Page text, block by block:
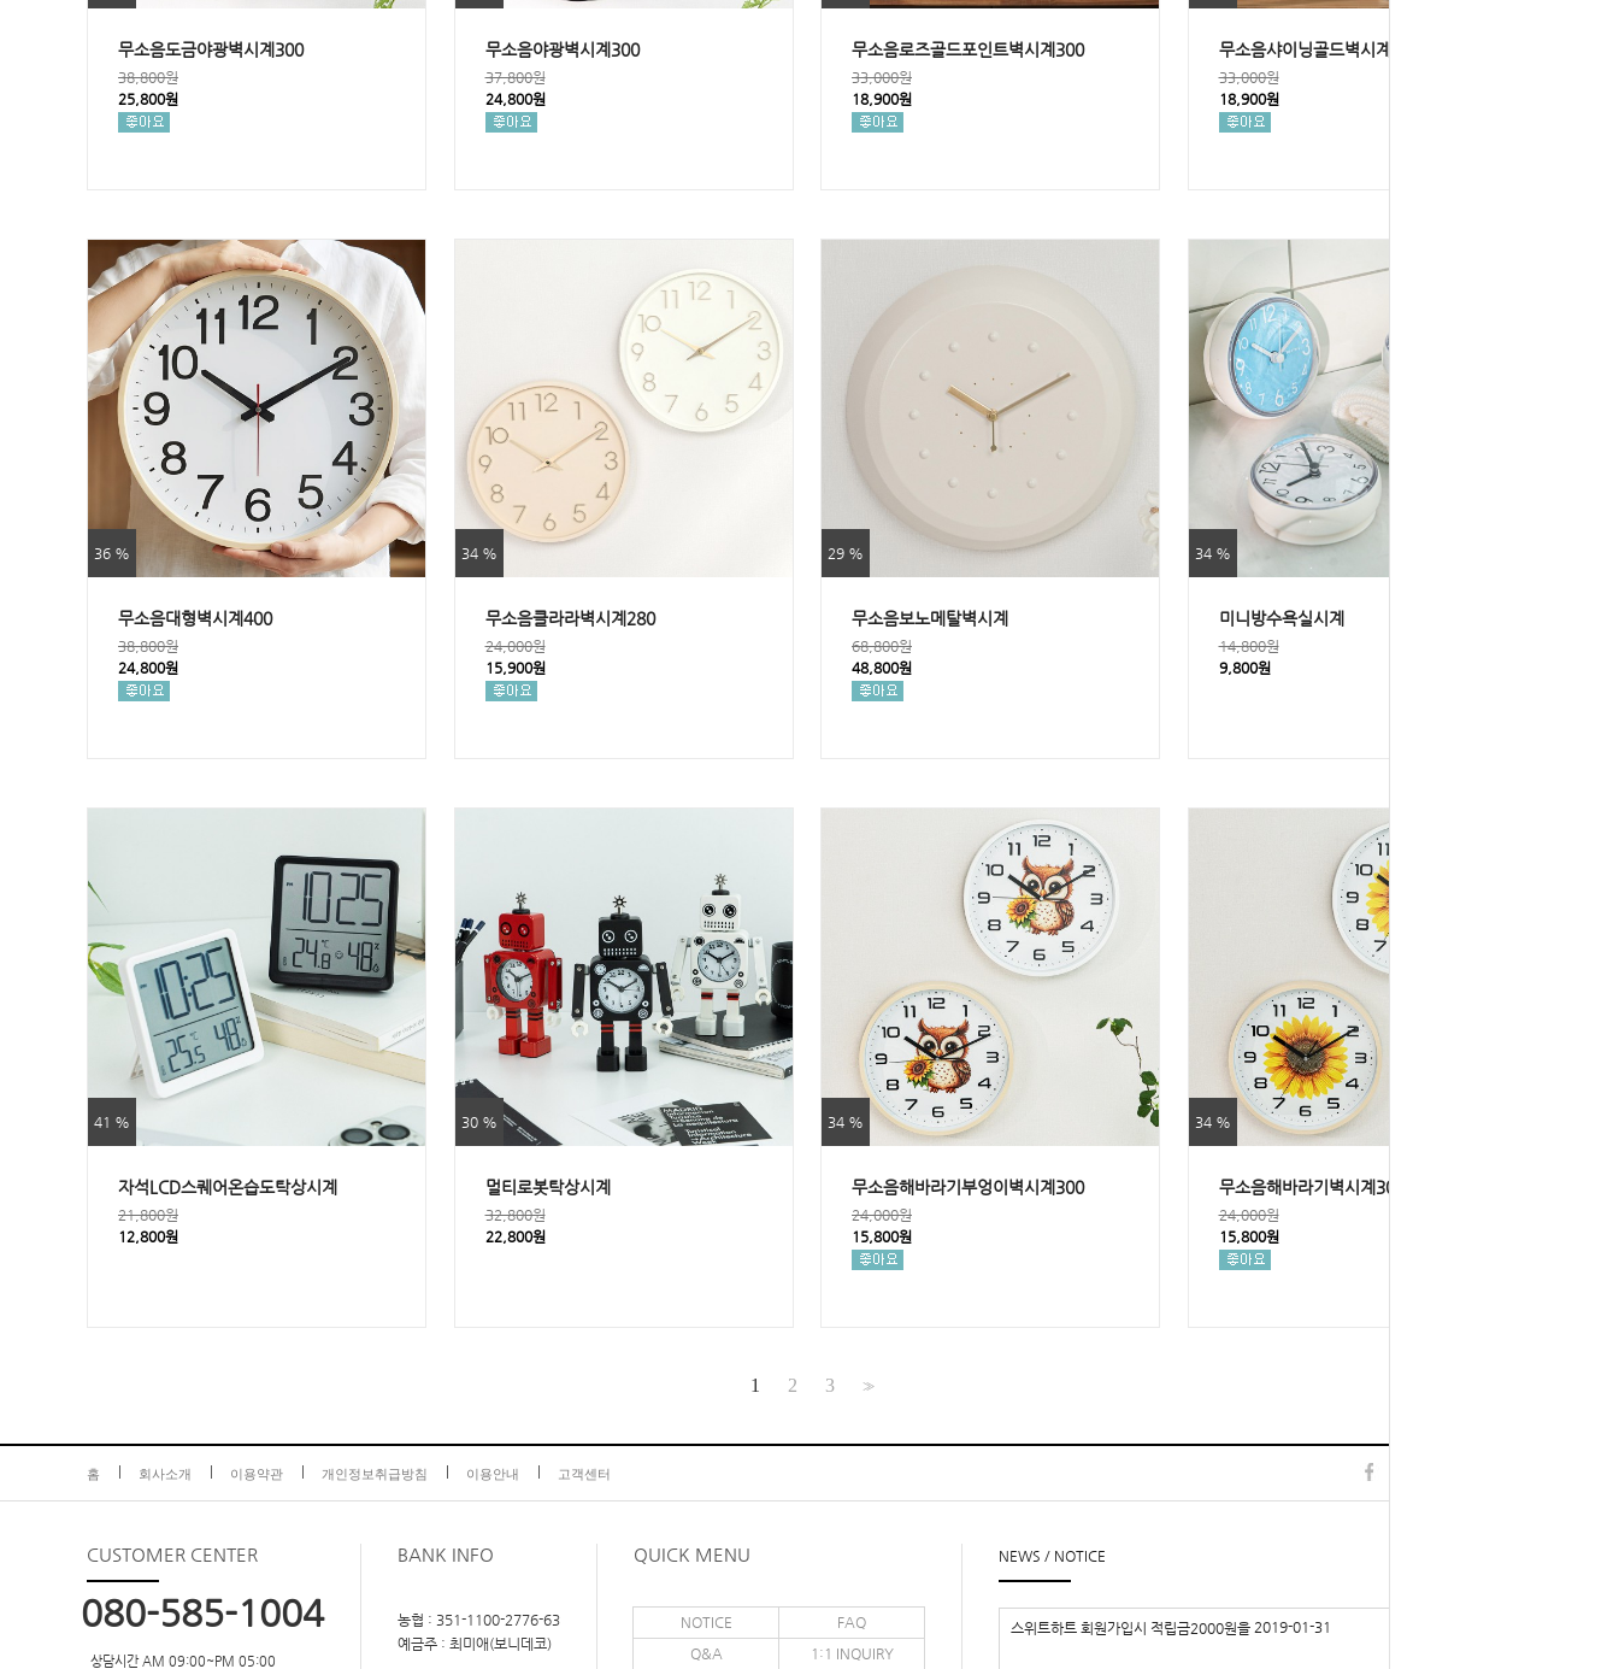
무소음도금야광벽시계300
38,800원
25,800원
무소음야광벽시계300
37,800원
24,800원
무소음로즈골드포인트벽시계300
33,000원
18,900원
무소음샤이닝골드벽시계300
33,000원
18,900원
36 %
무소음대형벽시계400
38,800원
24,800원
34 %
무소음클라라벽시계280
24,000원
15,900원
29 %
무소음보노메탈벽시계
68,800원
48,800원
34 %
미니방수욕실시계
14,800원
9,800원
41 %
자석LCD스퀘어온습도탁상시계
21,800원
12,800원
30 %
멀티로봇탁상시계
32,800원
22,800원
34 %
무소음해바라기부엉이벽시계300
24,000원
15,800원
34 %
무소음해바라기벽시계300
24,000원
15,800원
1 2 3 >>
홈 회사소개 이용약관 개인정보취급방침 이용안내 고객센터
CUSTOMER CENTER
080-585-1004
상담시간 AM 09:00~PM 05:00
BANK INFO
농협 : 351-1100-2776-63
예금주 : 최미애(보니데코)
QUICK MENU
NOTICE
FAQ
Q&A
1:1 INQUIRY
NEWS / NOTICE
스위트하트 회원가입시 적립금2000원을 2019-01-31